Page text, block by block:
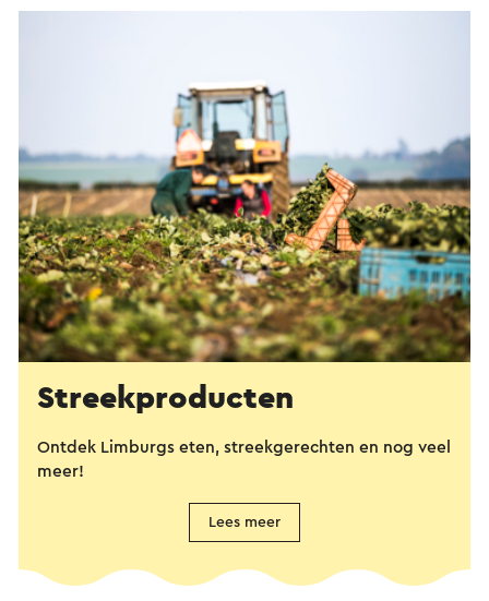
Streekproducten
Ontdek Limburgs eten, streekgerechten en nog veel
meer!
Lees meer